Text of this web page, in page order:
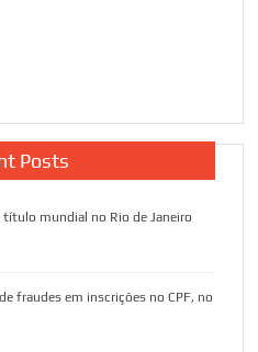
Posts
título mundial no Rio de Janeiro
fraudes em inscrições no CPF, no